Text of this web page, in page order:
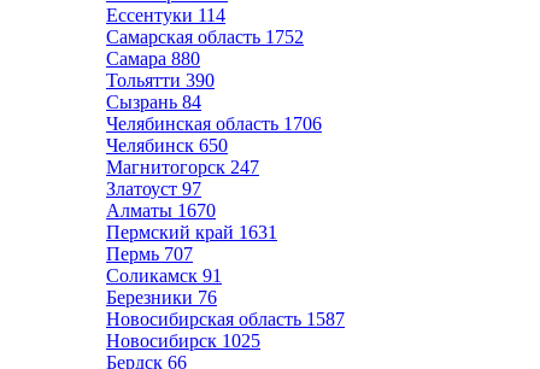
Ессентуки 114
Самарская область 1752
Самара 880
Тольятти 390
Сызрань 84
Челябинская область 1706
Челябинск 650
Магнитогорск 247
Златоуст 97
Алматы 1670
Пермский край 1631
Пермь 707
Соликамск 91
Березники 76
Новосибирская область 1587
Новосибирск 1025
Бердск 66